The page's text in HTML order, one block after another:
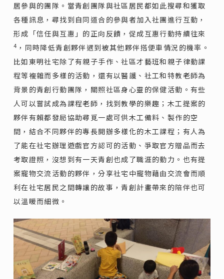
居參與的團隊。當青創團隊與社區居民都如此搜尋和獲取
各種訊息，尋找到自同道合的參與者加入社團進行互動，
形成「信任與互惠」的正向反饋，促成互惠行動持續往來
4 ，同時降低青創夥伴遇到被其他夥伴搭便車情況的機率。
比如東明社宅除了有親子手作、社區才藝班和親子律動課
程等複雜而多樣的活動，還有以醫護、社工和特教老師為
背景的青創行動團隊，關照社區身心靈的保健活動。有些
人可以嘗試成為課程老師，找到教學的樂趣；木工提案的
夥伴有賴都發局協助尋覓一處可供木工備料、製作的空
間，結合不同夥伴的專長開辦多樣化的木工課程；有人為
了能在社宅辦理遊戲官方認可的活動、爭取官方贈品而去
考取證照，沒想到有一天青創也成了職涯的動力。也有提
案寵物交流活動的夥伴，分享社宅中寵物藉由交流會而順
利在社宅居民之間轉讓的故事，青創計畫帶來的陪伴也可
以溫暖而細微。